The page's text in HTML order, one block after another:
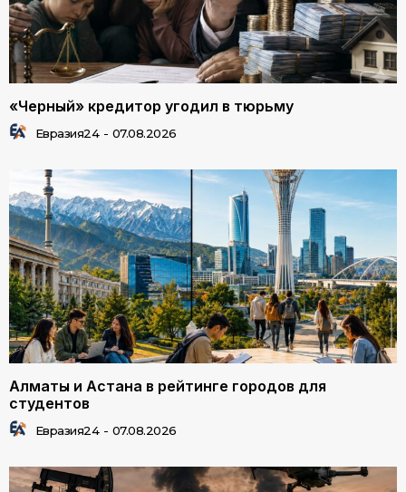
«Черный» кредитор угодил в тюрьму
Евразия24 - 07.08.2026
Алматы и Астана в рейтинге городов для
студентов
Евразия24 - 07.08.2026